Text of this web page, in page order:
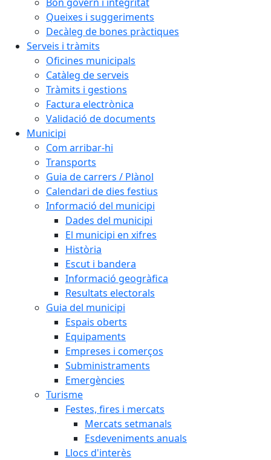
Queixes i suggeriments
Decàleg de bones pràctiques
Serveis i tràmits
Oficines municipals
Catàleg de serveis
Tràmits i gestions
Factura electrònica
Validació de documents
Municipi
Com arribar-hi
Transports
Guia de carrers / Plànol
Calendari de dies festius
Informació del municipi
Dades del municipi
El municipi en xifres
Història
Escut i bandera
Informació geogràfica
Resultats electorals
Guia del municipi
Espais oberts
Equipaments
Empreses i comerços
Subministraments
Emergències
Turisme
Festes, fires i mercats
Mercats setmanals
Esdeveniments anuals
Llocs d'interès